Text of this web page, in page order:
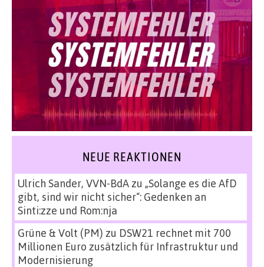
NEUE REAKTIONEN
Ulrich Sander, VVN-BdAzu „Solange es die AfD
gibt, sind wir nicht sicher“: Gedenken an
Sinti:zze und Rom:nja
Grüne & Volt (PM) zu DSW21 rechnet mit 700
Millionen Euro zusätzlich für Infrastruktur und
Modernisierung